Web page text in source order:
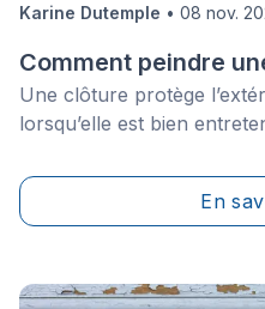
Karine Dutemple • 08 nov.
Comment peindre
Une clôture protège
lorsqu’elle est bien
est laissée à l’extérieur
dures conditions&nbsp;:
pâlisse.&nbsp;
En